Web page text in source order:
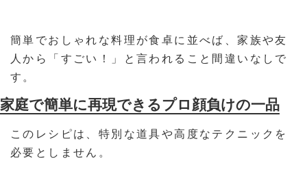
簡単でおしゃれな料理が食卓に並べば、家族や友
人から「すごい！」と言われること間違いなしで
す。
家庭で簡単に再現できるプロ顔負けの一品
このレシピは、特別な道具や高度なテクニックを
必要としません。